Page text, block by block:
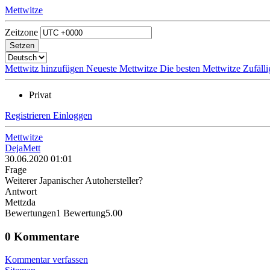
Mettwitze
Zeitzone
Mettwitz hinzufügen Neueste Mettwitze Die besten Mettwitze
Privat
Registrieren Einloggen
Mettwitze
DejaMett
30.06.2020 01:01
Frage
Weiterer Japanischer Autohersteller?
Antwort
Mettzda
Bewertungen1 Bewertung5.00
0 Kommentare
Kommentar verfassen